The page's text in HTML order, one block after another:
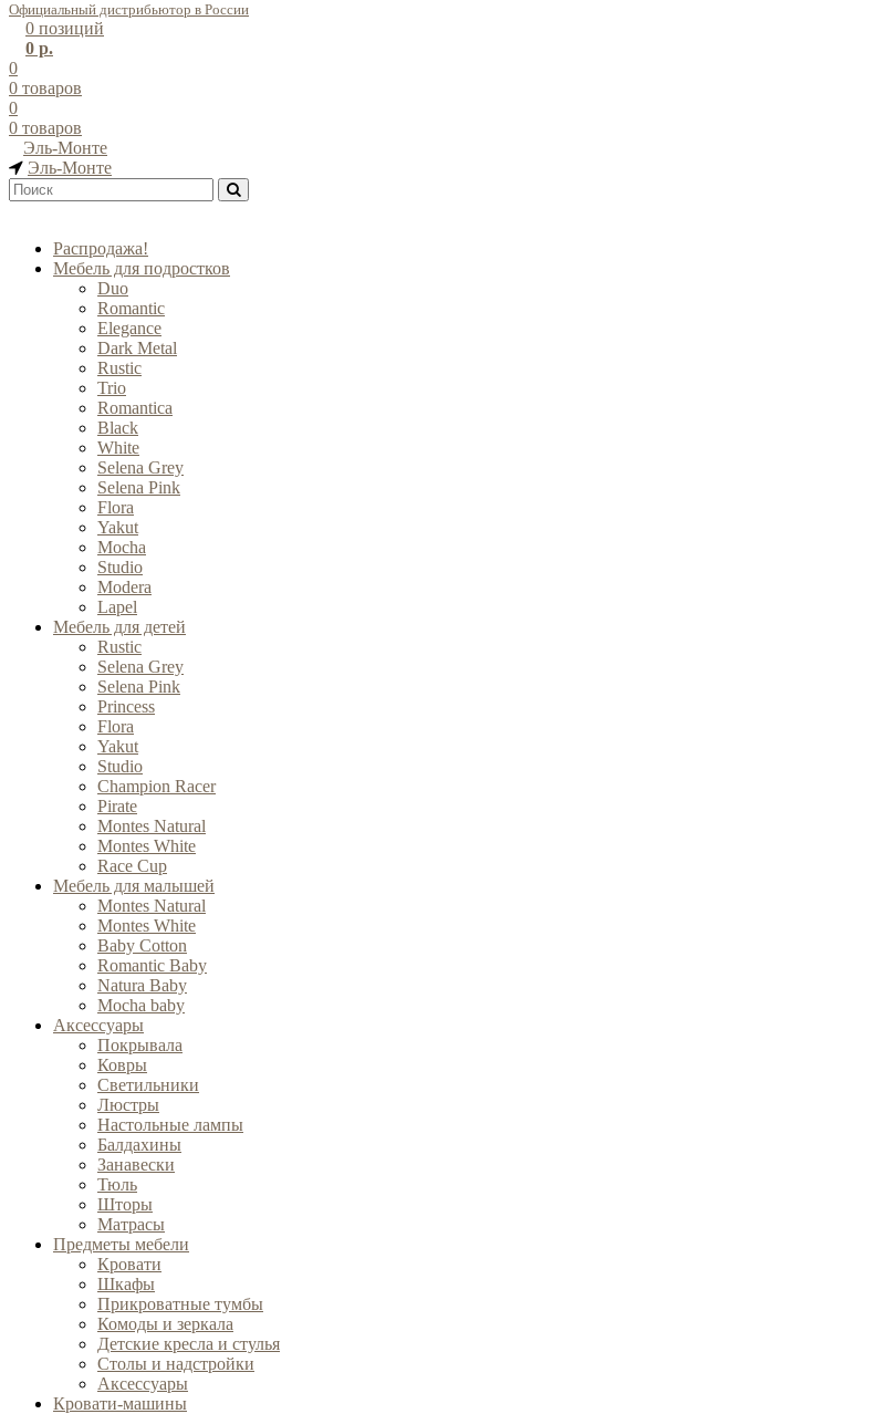
Официальный дистрибьютор в России
0 позиций
0 р.
0
0 товаров
0
0 товаров
Эль-Монте
Эль-Монте
Распродажа!
Мебель для подростков
Duo
Romantic
Elegance
Dark Metal
Rustic
Trio
Romantica
Black
White
Selena Grey
Selena Pink
Flora
Yakut
Mocha
Studio
Modera
Lapel
Мебель для детей
Rustic
Selena Grey
Selena Pink
Princess
Flora
Yakut
Studio
Champion Racer
Pirate
Montes Natural
Montes White
Race Cup
Мебель для малышей
Montes Natural
Montes White
Baby Cotton
Romantic Baby
Natura Baby
Mocha baby
Аксессуары
Покрывала
Ковры
Cветильники
Люстры
Настольные лампы
Балдахины
Занавески
Тюль
Шторы
Матрасы
Предметы мебели
Кровати
Шкафы
Прикроватные тумбы
Комоды и зеркала
Детские кресла и стулья
Столы и надстройки
Аксессуары
Кровати-машины